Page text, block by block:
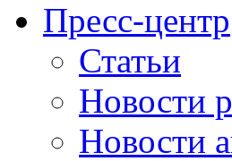
Пресс-центр
Статьи
Новости
Новости